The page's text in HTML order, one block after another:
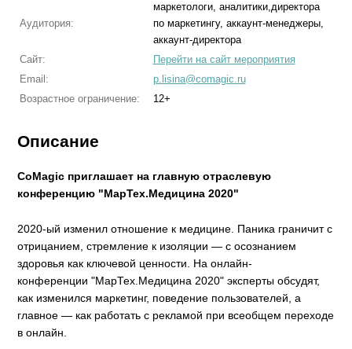
Аудитория:
маркетологи, аналитики,директора
по маркетингу, аккаунт-менеджеры,
аккаунт-директора
Сайт:
Перейти на сайт мероприятия
Email:
p.lisina@comagic.ru
Возрастное ограничение:
12+
Описание
CoMagic приглашает на главную отраслевую
конференцию "МарТех.Медицина 2020"
2020-ый изменил отношение к медицине. Паника граничит с
отрицанием, стремление к изоляции — с осознанием
здоровья как ключевой ценности. На онлайн-
конференции "МарТех.Медицина 2020" эксперты обсудят,
как изменился маркетинг, поведение пользователей, а
главное — как работать с рекламой при всеобщем переходе
в онлайн.